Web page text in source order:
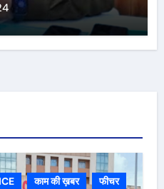
काम की ख़बर फीचर